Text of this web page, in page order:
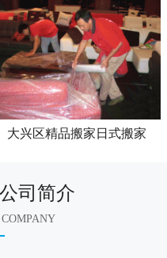
大兴区精品搬家日式搬家
司简介